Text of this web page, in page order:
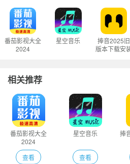
番茄影视大全
2024
星空音乐
捧音2025旧
版本下载安
相关推荐
番茄影视大全
2024
查看
星空音乐
查看
捧